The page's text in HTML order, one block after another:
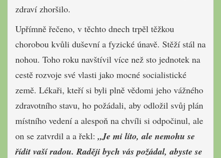
zdraví zhoršilo.
Upřímně řečeno, v těchto dnech trpěl těžkou
chorobou kvůli duševní a fyzické únavě. Stěží stál na
nohou. Toho roku navštívil více než sto jednotek na
cestě rozvoje své vlasti jako mocné socialistické
země. Lékaři, kteří si byli plně vědomi jeho vážného
zdravotního stavu, ho požádali, aby odložil svůj plán
místního vedení a alespoň na chvíli si odpočinul, ale
on se zatvrdil a a řekl: „Je mi líto, ale nemohu se
řídit vaší radou. Raději bych vás požádal, abyste se